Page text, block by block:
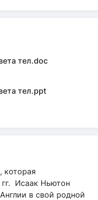
тел.doc
тел.ppt
которая
гг. Исаак Ньютон
в свой родной